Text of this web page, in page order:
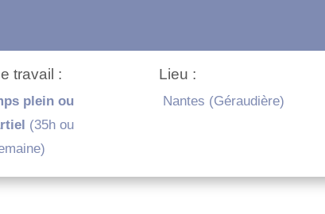
travail :
plein ou
(35h ou
Lieu :
Nantes (Géraudière)